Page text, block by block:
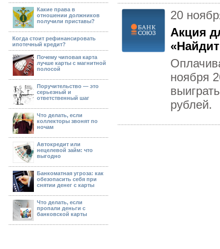
Какие права в
отношении должников
получили приставы?
Когда стоит рефинансировать
ипотечный кредит?
Почему чиповая карта
лучше карты с магнитной
полосой
Поручительство — это
серьезный и
ответственный шаг
Что делать, если
коллекторы звонят по
ночам
Автокредит или
нецелевой займ: что
выгодно
Банкоматная угроза: как
обезопасить себя при
снятии денег с карты
Что делать, если
пропали деньги с
банковской карты
20
Акция
ноября
рублей.